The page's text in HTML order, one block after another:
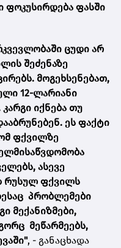
ფოკუსირდება ფასში
ცუდი არ
შეძენაზე
მოგეხსენებათ,
12-ლარიანი
იქნება თუ
ეს ფაქტი
ფქვილზე
ასევე
რუსულ ფქვილს
პრობლემები
მექანიზმები,
მეწარმეებს,
, - განაცხადა